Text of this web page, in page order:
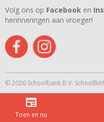
Volg ons op Facebook en
herinneringen aan vroeger!
© 2026 Schoolbank B.V.
Toen en nu